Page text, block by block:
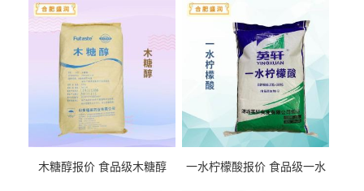
木糖醇报价 食品级木糖醇
一水柠檬酸报价 食品级一水